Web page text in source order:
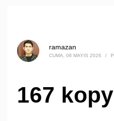
ramazan
CUMA, 08 MAYIS 2026 /
167